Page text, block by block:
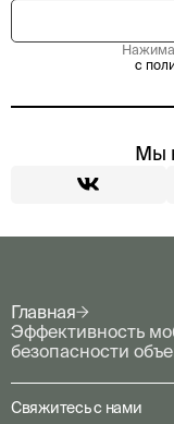
с
Мы
Главная
Эффективность
безопасности
Свяжитесь с нами